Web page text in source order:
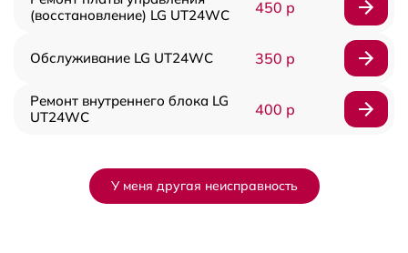
(восстановление) LG UT24WC
450 р
Обслуживание LG UT24WC 350 р
Ремонт внутреннего блока LG
UT24WC
400 р
У меня другая неисправность